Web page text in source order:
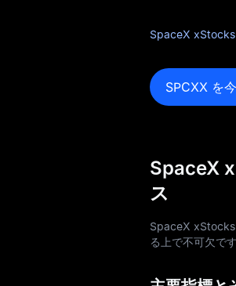
SpaceX xStocks
SPCXX を
SpaceX
ス
SpaceX xStocks
る上で不可欠です